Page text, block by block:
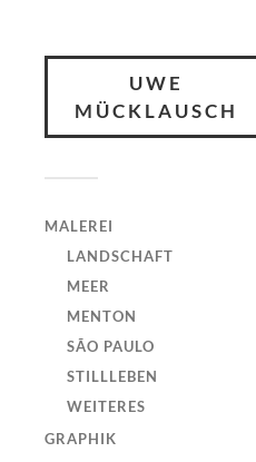
UWE
MÜCKLAUSCH
MALEREI
LANDSCHAFT
MEER
MENTON
SÃO PAULO
STILLLEBEN
WEITERES
GRAPHIK